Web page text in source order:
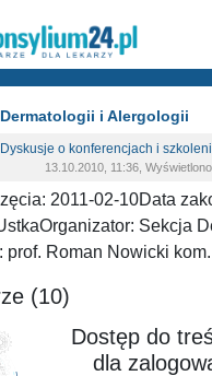
i Alergologii
Dyskusje o konferencjach i
13.10.2010, 11:36,
2011-02-10Data
Sekcja
prof. Roman Nowicki
(10)
Dostęp do
dla